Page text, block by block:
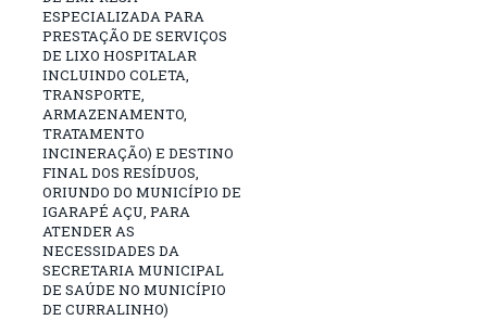
ESPECIALIZADA PARA
PRESTAÇÃO DE SERVIÇOS
DE LIXO HOSPITALAR
INCLUINDO COLETA,
TRANSPORTE,
ARMAZENAMENTO,
TRATAMENTO
INCINERAÇÃO) E DESTINO
FINAL DOS RESÍDUOS,
ORIUNDO DO MUNICÍPIO DE
IGARAPÉ AÇU, PARA
ATENDER AS
NECESSIDADES DA
SECRETARIA MUNICIPAL
DE SAÚDE NO MUNICÍPIO
DE CURRALINHO)